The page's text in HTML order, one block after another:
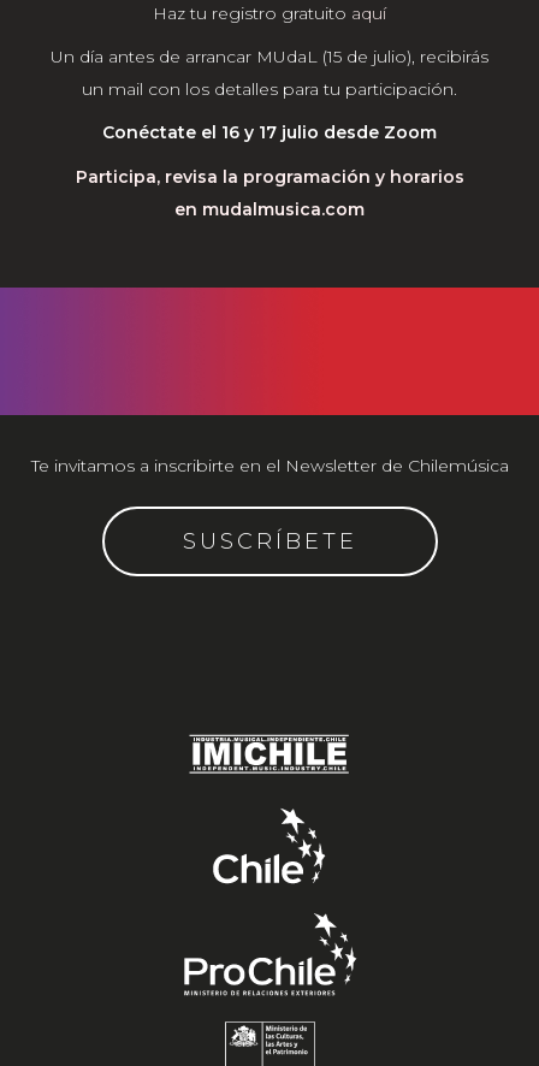
Haz tu registro gratuito aquí
Un día antes de arrancar MUdaL (15 de julio), recibirás
un mail con los detalles para tu participación.
Conéctate el 16 y 17 julio desde Zoom
Participa, revisa la programación y horarios
en mudalmusica.com
Te invitamos a inscribirte en el Newsletter de Chilemúsica
SUSCRÍBETE